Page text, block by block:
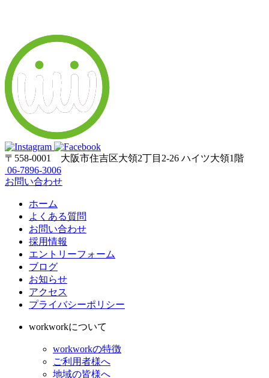
〒558-0001 大阪市住吉区大領2丁目2-26 ハイツ大領1階
06-7896-3006
お問い合わせ
ホーム
よくある質問
お問い合わせ
採用情報
エントリーフォーム
ブログ
お知らせ
アクセス
プライバシーポリシー
workworkについて
workworkの特徴
ご利用者様へ
地域の皆様へ